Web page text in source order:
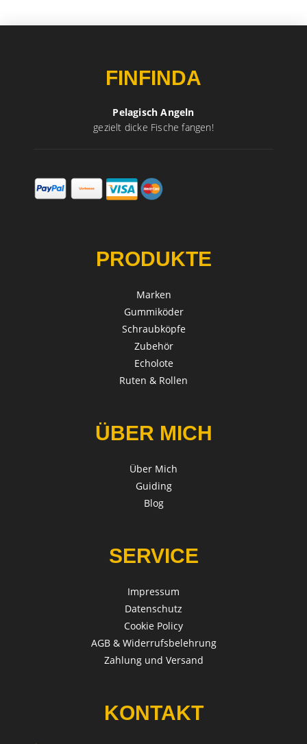
FINFINDA
Pelagisch Angeln
gezielt dicke Fische fangen!
PRODUKTE
Marken
Gummiköder
Schraubköpfe
Zubehör
Echolote
Ruten & Rollen
ÜBER MICH
Über Mich
Guiding
Blog
SERVICE
Impressum
Datenschutz
Cookie Policy
AGB & Widerrufsbelehrung
Zahlung und Versand
KONTAKT